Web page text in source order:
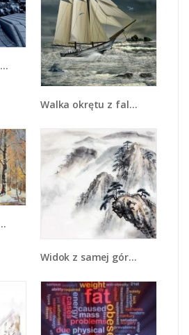
Walka okrętu z falami - GR308
Widok z samej góry - GR075